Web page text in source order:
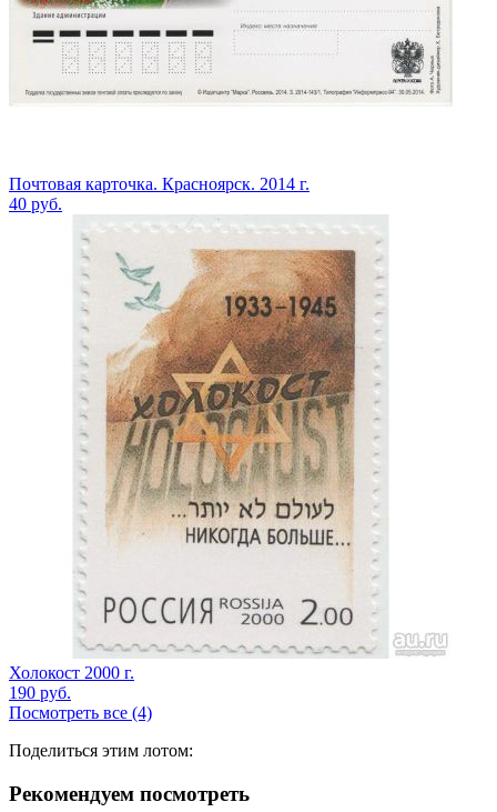
Почтовая карточка. Красноярск. 2014 г.
40 руб.
Холокост 2000 г.
190 руб.
Посмотреть все (4)
Поделиться этим лотом:
Рекомендуем посмотреть